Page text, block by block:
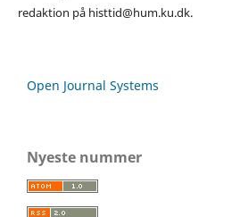
redaktion på histtid@hum.ku.dk.
Open Journal Systems
Nyeste nummer